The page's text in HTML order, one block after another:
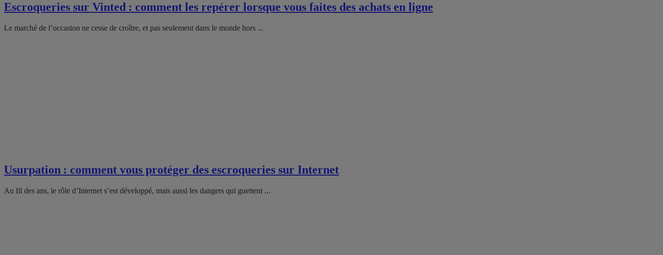
Escroqueries sur Vinted : comment les repérer lorsque vous faites des achats en ligne
Le marché de l’occasion ne cesse de croître, et pas seulement dans le monde hors ...
Usurpation : comment vous protéger des escroqueries sur Internet
Au fil des ans, le rôle d’Internet s’est développé, mais aussi les dangers qui guettent ...